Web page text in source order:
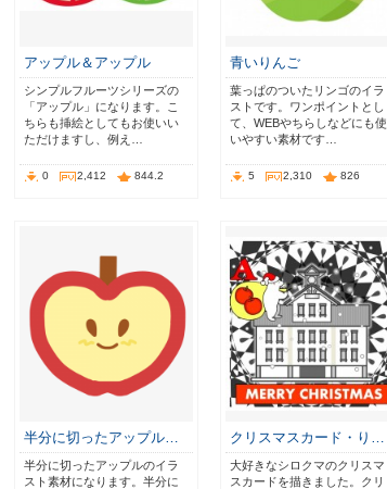
アップル＆アップル
シンプルフルーツシリーズの
「アップル」になります。こ
ちらも挿絵としてもお使いい
ただけますし、例え…
0 2,412 844.2
青いりんご
葉っぱのついたリンゴのイラ
ストです。ワンポイントとし
て、WEBやちらしなどにも使
いやすい素材です…
5 2,310 826
半分に切ったアップル…
半分に切ったアップルのイラ
スト素材になります。半分に
クリスマスカード・り…
大好きなシロクマのクリスマ
スカードを描きました。クリ